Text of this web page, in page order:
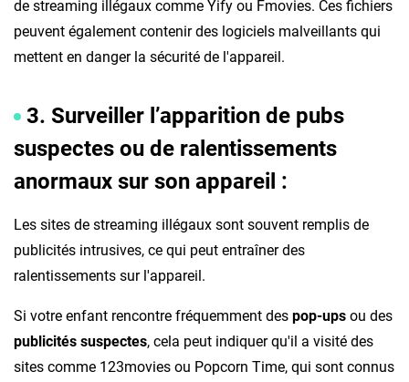
de streaming illégaux comme Yify ou Fmovies. Ces fichiers
peuvent également contenir des logiciels malveillants qui
mettent en danger la sécurité de l'appareil.
3. Surveiller l’apparition de pubs
suspectes ou de ralentissements
anormaux sur son appareil :
Les sites de streaming illégaux sont souvent remplis de
publicités intrusives, ce qui peut entraîner des
ralentissements sur l'appareil.
Si votre enfant rencontre fréquemment des pop-ups ou des
publicités suspectes, cela peut indiquer qu'il a visité des
sites comme 123movies ou Popcorn Time, qui sont connus